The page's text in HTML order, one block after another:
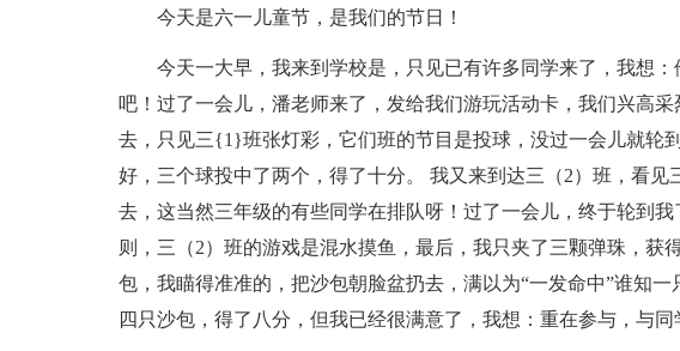
今天是六一儿童节，是我们的节日！
今天一大早，我来到学校是，只见已有许多同学来了，我想
吧！过了一会儿，潘老师来了，发给我们游玩活动卡，我们兴高
去，只见三{1}班张灯彩，它们班的节目是投球，没过一会儿就轮
好，三个球投中了两个，得了十分。 我又来到达三（2）班，看见
去，这当然三年级的有些同学在排队呀！过了一会儿，终于轮到
则，三（2）班的游戏是混水摸鱼，最后，我只夹了三颗弹珠，获
包，我瞄得准准的，把沙包朝脸盆扔去，满以为“一发命中”谁知
四只沙包，得了八分，但我已经很满意了，我想：重在参与，与同